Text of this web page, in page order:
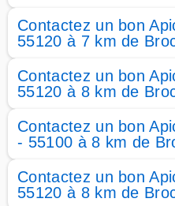
Contactez un bon
55120 à 7 km de
Contactez un bon
55120 à 8 km de
Contactez un bon
- 55100 à 8 km de
Contactez un bon
55120 à 8 km de